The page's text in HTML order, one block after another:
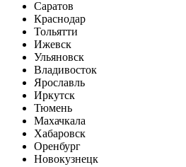
Саратов
Краснодар
Тольятти
Ижевск
Ульяновск
Владивосток
Ярославль
Иркутск
Тюмень
Махачкала
Хабаровск
Оренбург
Новокузнецк